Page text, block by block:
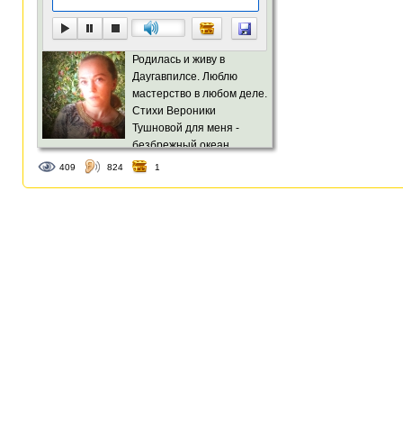
Родилась и живу в
Даугавпилсе. Люблю
мастерство в любом деле.
Стихи Вероники
Тушновой для меня -
безбрежный океан
женской философии и мудрости.
409 824 1